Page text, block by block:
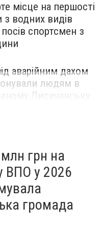
місце на першості
з водних видів
спортсмен з
аварійним дахом
людям в
Лисичанську
грн на
ВПО у 2026
громада